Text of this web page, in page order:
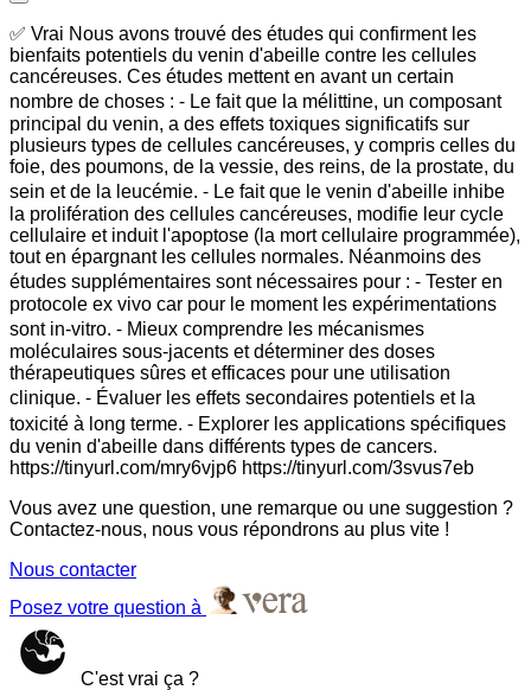
✅ Vrai Nous avons trouvé des études qui confirment les
bienfaits potentiels du venin d'abeille contre les cellules
cancéreuses. Ces études mettent en avant un certain
nombre de choses : ⁃ Le fait que la mélittine, un composant
principal du venin, a des effets toxiques significatifs sur
plusieurs types de cellules cancéreuses, y compris celles du
foie, des poumons, de la vessie, des reins, de la prostate, du
sein et de la leucémie. ⁃ Le fait que le venin d'abeille inhibe
la prolifération des cellules cancéreuses, modifie leur cycle
cellulaire et induit l'apoptose (la mort cellulaire programmée),
tout en épargnant les cellules normales. Néanmoins des
études supplémentaires sont nécessaires pour : ⁃ Tester en
protocole ex vivo car pour le moment les expérimentations
sont in-vitro. ⁃ Mieux comprendre les mécanismes
moléculaires sous-jacents et déterminer des doses
thérapeutiques sûres et efficaces pour une utilisation
clinique. ⁃ Évaluer les effets secondaires potentiels et la
toxicité à long terme. ⁃ Explorer les applications spécifiques
du venin d'abeille dans différents types de cancers.
https://tinyurl.com/mry6vjp6 https://tinyurl.com/3svus7eb
Vous avez une question, une remarque ou une suggestion ?
Contactez-nous, nous vous répondrons au plus vite !
Nous contacter
Posez votre question à
C'est vrai ça ?